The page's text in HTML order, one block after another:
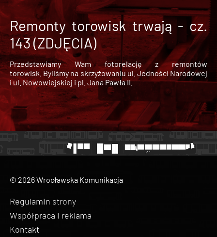
Remonty torowisk trwają - cz.
143 (ZDJĘCIA)
Przedstawiamy Wam fotorelację z remontów
torowisk. Byliśmy na skrzyżowaniu ul. Jedności Narodowej
i ul. Nowowiejskiej i pl. Jana Pawła II.
© 2026 Wrocławska Komunikacja
Regulamin strony
Współpraca i reklama
Kontakt